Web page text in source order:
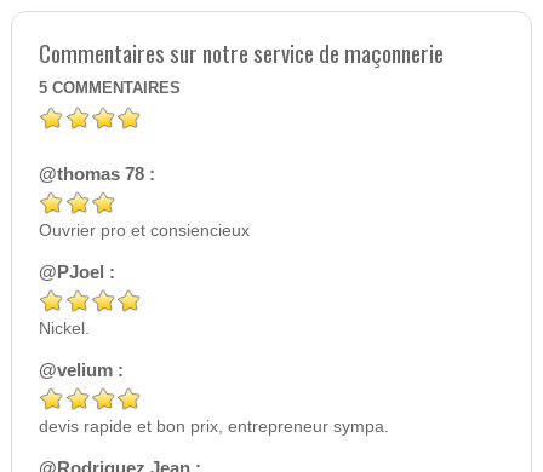
Commentaires sur notre service de maçonnerie
5 COMMENTAIRES
@thomas 78 :
Ouvrier pro et consiencieux
@PJoel :
Nickel.
@velium :
devis rapide et bon prix, entrepreneur sympa.